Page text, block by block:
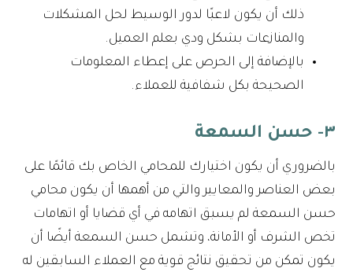
ذلك أن يكون لاعبًا لدور الوسيط لحل المشكلات
والمنازعات بشكل ودي بعلم العميل.
بالإضافة إلى الحرص على إعطاء المعلومات
الصحيحة بكل شفافية للعملاء.
٣- حسن السمعة
بالضروري أن يكون اختيارك للمحامي الخاص بك قائمًا على
بعض العناصر والمعايير والتي من أهمها أن يكون محامي
حسن السمعة لم يسبق اتهامه في أي قضايا أو اتهامات
تخص الشرف أو الأمانة، وتشمل حسن السمعة أيضًا أن
يكون تمكن من تحقيق نتائج قوية مع العملاء السابقين له